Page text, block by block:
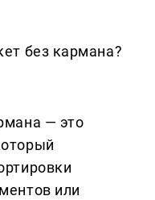
без кармана?
— это
или